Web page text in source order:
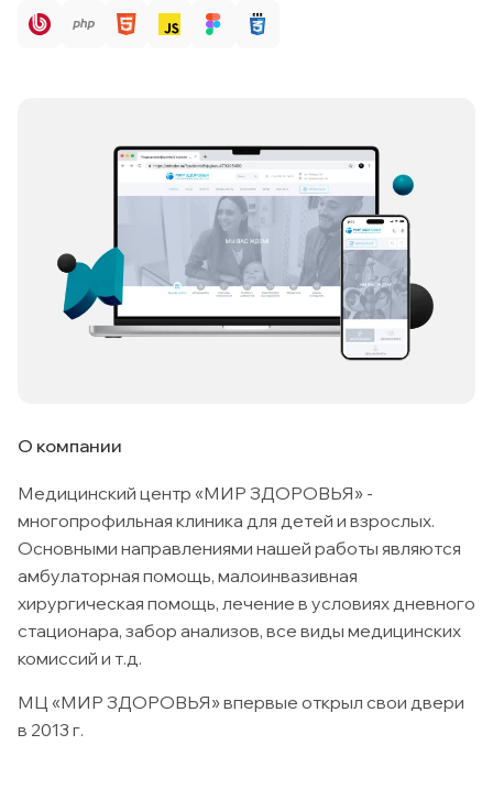
О компании
Медицинский центр «МИР ЗДОРОВЬЯ» -
многопрофильная клиника для детей и взрослых.
Основными направлениями нашей работы являются
амбулаторная помощь, малоинвазивная
хирургическая помощь, лечение в условиях дневного
стационара, забор анализов, все виды медицинских
комиссий и т.д.
МЦ «МИР ЗДОРОВЬЯ» впервые открыл свои двери
в 2013 г.